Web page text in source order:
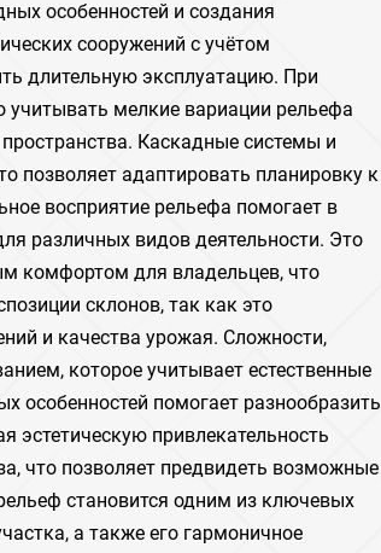
особенностей и создания
сооружений с учётом
длительную эксплуатацию. При
учитывать мелкие вариации рельефа
Каскадные системы и
позволяет адаптировать планировку к
восприятие рельефа помогает в
различных видов деятельности. Это
комфортом для владельцев, что
склонов, так как это
и качества урожая. Сложности,
которое учитывает естественные
помогает разнообразить
привлекательность
что позволяет предвидеть возможные
становится одним из ключевых
а также его гармоничное